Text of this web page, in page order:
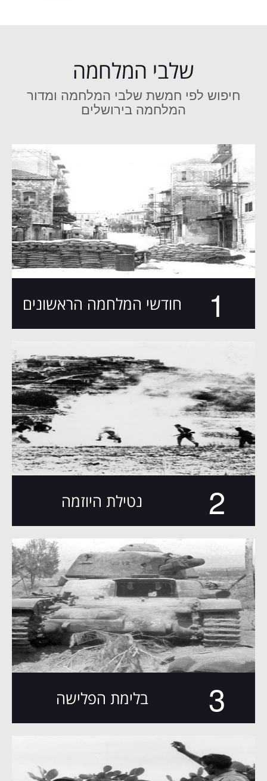
שלבי המלחמה
חיפוש לפי חמשת שלבי המלחמה ומדור
המלחמה בירושלים
1 חודשי המלחמה הראשונים
2 נטילת היוזמה
3 בלימת הפלישה